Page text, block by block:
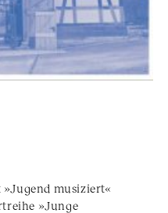
musiziert«
»Junge